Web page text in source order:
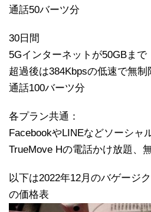
通話50バーツ分
30日間
5Gインターネットが50GBま
超過後は384Kbpsの低速で無制
通話100バーツ分
各プラン共通：
FacebookやLINEなどソーシャ
TrueMove Hの電話かけ放題、
以下は2022年12月のバゲージ
の価格表